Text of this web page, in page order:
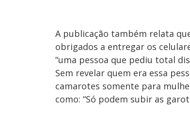
A publicação também relata
obrigados a entregar os
“uma pessoa que pediu total
Sem revelar quem era essa
camarotes somente para
como: “Só podem subir as